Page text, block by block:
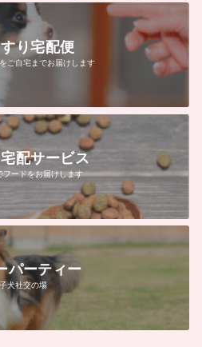
り宅配便
ご自宅までお届けします
配サービス
フードをお届けします
パーティー
子犬社交の場